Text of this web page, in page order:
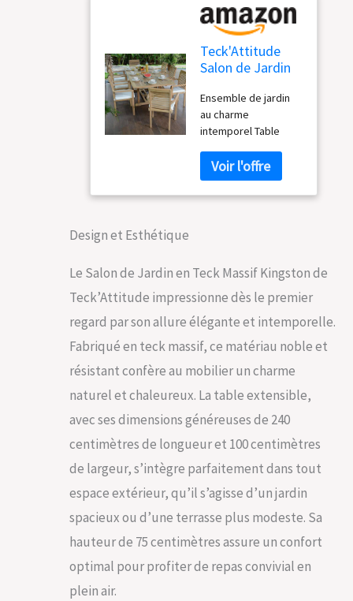
Teck'Attitude
Salon de Jardin
Kingston, 8
Places
Ensemble de jardin
au charme
intemporel Table
Fabrication artisanale
Pieds de la table à
assembler
rallonge : L 180 x l 100
x h 75 cm, avec 1
rallonge : L 210 x l 100
x h 75 cm et avec 2
rallonges : L 240 x l
100 x h 75 cm.
Design et Esthétique
Le Salon de Jardin en Teck Massif Kingston de
Teck’Attitude impressionne dès le premier
regard par son allure élégante et intemporelle.
Fabriqué en teck massif, ce matériau noble et
résistant confère au mobilier un charme
naturel et chaleureux. La table extensible,
avec ses dimensions généreuses de 240
centimètres de longueur et 100 centimètres
de largeur, s’intègre parfaitement dans tout
espace extérieur, qu’il s’agisse d’un jardin
spacieux ou d’une terrasse plus modeste. Sa
hauteur de 75 centimètres assure un confort
optimal pour profiter de repas convivial en
plein air.